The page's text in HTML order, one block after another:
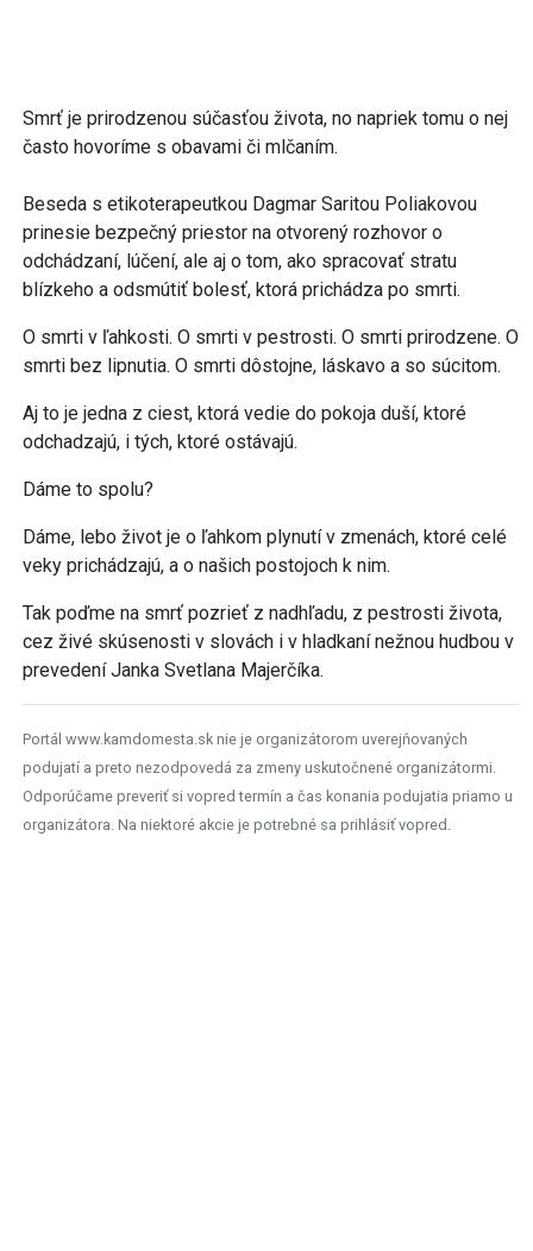
Smrť je prirodzenou súčasťou života, no napriek tomu o nej
často hovoríme s obavami či mlčaním.
Beseda s etikoterapeutkou Dagmar Saritou Poliakovou
prinesie bezpečný priestor na otvorený rozhovor o
odchádzaní, lúčení, ale aj o tom, ako spracovať stratu
blízkeho a odsmútiť bolesť, ktorá prichádza po smrti.
O smrti v ľahkosti. O smrti v pestrosti. O smrti prirodzene. O
smrti bez lipnutia. O smrti dôstojne, láskavo a so súcitom.
Aj to je jedna z ciest, ktorá vedie do pokoja duší, ktoré
odchadzajú, i tých, ktoré ostávajú.
Dáme to spolu?
Dáme, lebo život je o ľahkom plynutí v zmenách, ktoré celé
veky prichádzajú, a o našich postojoch k nim.
Tak poďme na smrť pozrieť z nadhľadu, z pestrosti života,
cez živé skúsenosti v slovách i v hladkaní nežnou hudbou v
prevedení Janka Svetlana Majerčíka.
Portál www.kamdomesta.sk nie je organizátorom uverejňovaných
podujatí a preto nezodpovedá za zmeny uskutočnené organizátormi.
Odporúčame preveriť si vopred termín a čas konania podujatia priamo u
organizátora. Na niektoré akcie je potrebné sa prihlásiť vopred.